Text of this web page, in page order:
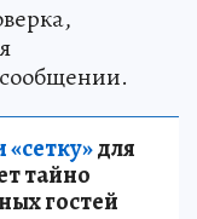
для
тайно
гостей